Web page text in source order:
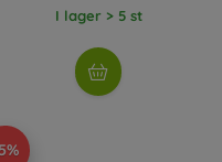
I lager > 5 st